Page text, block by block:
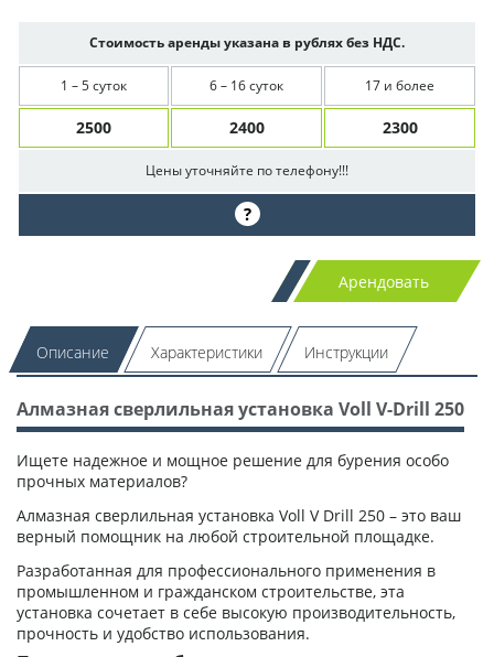
Стоимость аренды указана в рублях без НДС.
1 – 5 суток 6 – 16 суток 17 и более
2500 2400 2300
Цены уточняйте по телефону!!!
?
Арендовать
Описание Характеристики Инструкции
Алмазная сверлильная установка Voll V-Drill 250
Ищете надежное и мощное решение для бурения особо
прочных материалов?
Алмазная сверлильная установка Voll V Drill 250 – это ваш
верный помощник на любой строительной площадке.
Разработанная для профессионального применения в
промышленном и гражданском строительстве, эта
установка сочетает в себе высокую производительность,
прочность и удобство использования.